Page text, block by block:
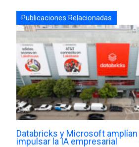
Publicaciones Relacionadas
Databricks y Microsoft amplían
impulsar la IA empresarial